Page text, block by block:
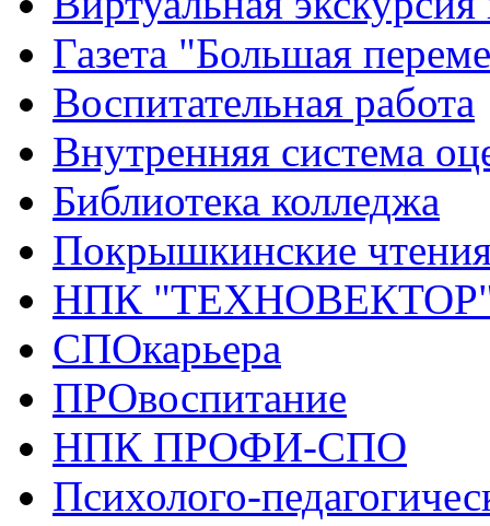
Газета "Большая
Воспитательная работа
Внутренняя система
Библиотека колледжа
Покрышкинские
НПК
СПОкарьера
ПРОвоспитание
НПК ПРОФИ-СПО
Психолого-